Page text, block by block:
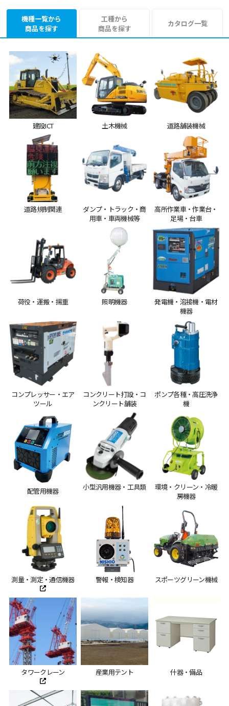
機種一覧から
商品を探す
工種から
商品を探す
カタログ一覧
建設ICT 土木機械 道路舗装機械
道路規制関連
ダンプ・トラック・商
用車・車両機械等
高所作業車・作業台・
足場・台車
荷役・運搬・揚重 照明機器
発電機・溶接機・電材
機器
コンプレッサー・エア
ツール
コンクリート打設・コ
ンクリート舗装
ポンプ各種・高圧洗浄
機
配管用機器 小型汎用機器・工具類
環境・クリーン・冷暖
房機器
測量・測定・通信機器 警報・検知器 スポーツグリーン機械
タワークレーン 産業用テント 什器・備品